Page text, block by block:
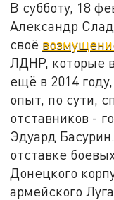
В субботу, 18
Александр
своё
ЛДНР, которые
ещё в 2014
опыт, по сути,
отставников -
Эдуард
отставке
Донецкого
армейского